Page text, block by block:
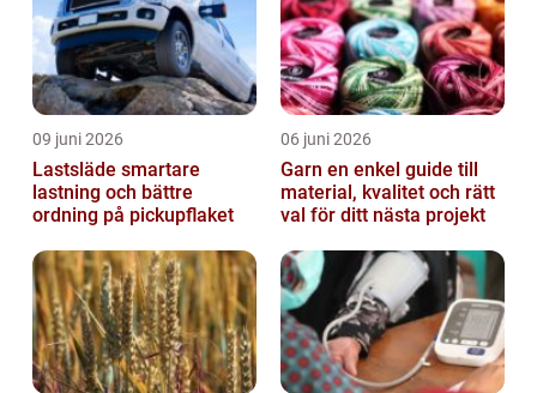
09 juni 2026
Lastsläde smartare
lastning och bättre
ordning på pickupflaket
06 juni 2026
Garn en enkel guide till
material, kvalitet och rätt
val för ditt nästa projekt